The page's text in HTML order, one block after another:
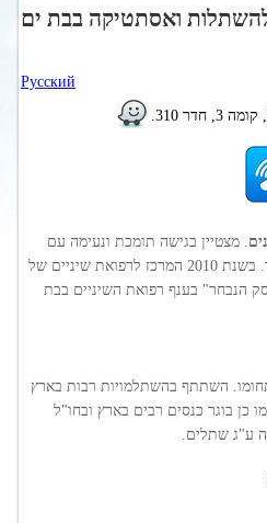
ואסתטיקה בבת ים
Русский
. מצטיין בגישה תומכת ונעימה עם
ניסיון רב גם לסובלים מחרדת יתר. בשנת 2010 המרכז לרפואת שיניים של
הנבחר" בענף רפואת השיניים בבת
השתתף בהשתלמויות רבות בארץ
כן בוגר כנסים רבים בארץ ובחו"ל
ע"ג שתלים.